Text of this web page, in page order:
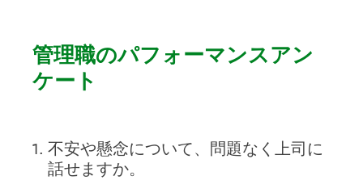
管理職のパフォーマンスアン
ケート
1. 不安や懸念について、問題なく上司に
話せますか。